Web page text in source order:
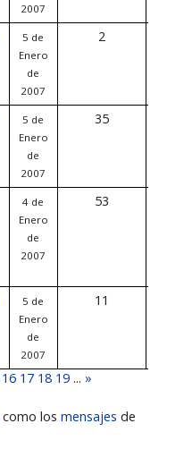
2007
5 de
Enero
de
2007
2
5 de
Enero
de
2007
35
4 de
Enero
de
2007
53
5 de
Enero
de
2007
11
16 17 18 19... »
como los mensajes de